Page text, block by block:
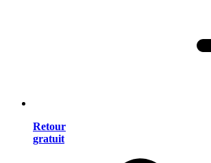
Retour
gratuit